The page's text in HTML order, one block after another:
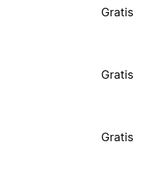
Gratis
Gratis
Gratis